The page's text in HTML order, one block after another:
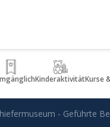
KinderaktivitätKurse
- Geführte